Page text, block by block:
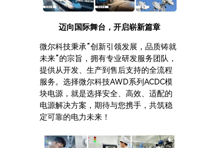
迈向国际舞台，开启崭新篇章
微尔科技秉承”创新引领发展，品质铸就
未来”的宗旨，拥有专业研发服务团队，
提供从开发、生产到售后支持的全流程
服务。选择微尔科技AWD系列ACDC模
块电源，就是选择安全、高效、适配的
电源解决方案，期待与您携手，共筑稳
定可靠的电力未来！